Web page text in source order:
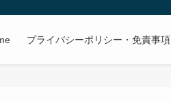
プライバシーポリシー・免責事項